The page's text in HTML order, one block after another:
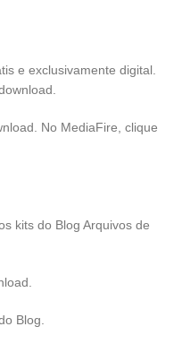
e exclusivamente digital.
No MediaFire, clique
kits do Blog Arquivos de
Blog.